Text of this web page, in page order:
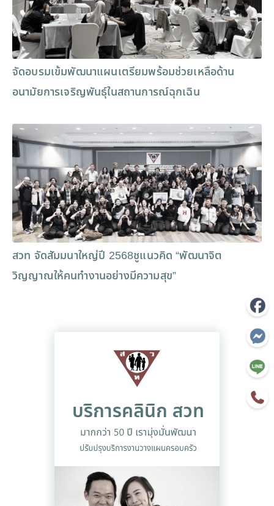
จัดอบรมเข้มพัฒนาแผนเตรียมพร้อมช่วยเหลือด้าน
อนามัยการเจริญพันธุ์ในสถานการณ์ฉุกเฉิน
สวท จัดสัมมนาใหญ่ปี 2568ชูแนวคิด “พัฒนาจิต
วิญญาณให้คนทำงานอย่างมีความสุข”